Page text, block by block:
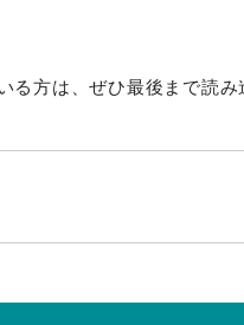
る方は、ぜひ最後まで読み